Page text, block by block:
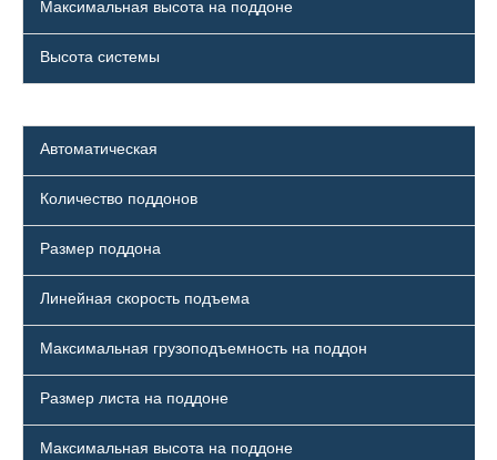
Максимальная высота на поддоне
Высота системы
Автоматическая
Количество поддонов
Размер поддона
Линейная скорость подъема
Максимальная грузоподъемность на поддон
Размер листа на поддоне
Максимальная высота на поддоне